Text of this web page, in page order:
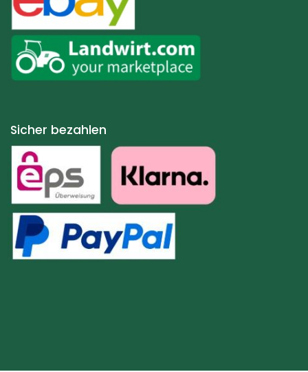
Sicher bezahlen